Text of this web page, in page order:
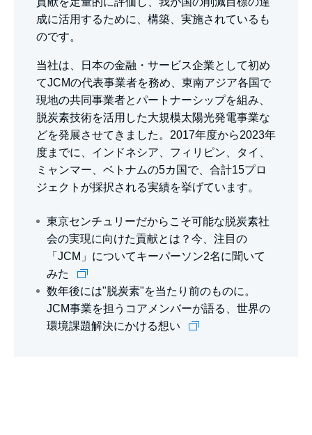
成に活用するために、構築、実施されているも
のです。
当社は、日本の金融・サービス企業として初め
てJCMの代表事業者を務め、東南アジア各国で
現地の共同事業者とパートナーシップを組み、
脱炭素技術を活用した大規模太陽光発電事業な
どを発展させてきました。2017年度から2023年
度までに、インドネシア、フィリピン、タイ、
ミャンマー、ベトナムの5カ国で、合計15プロ
ジェクトが採択される実績を挙げています。
東京センチュリーだからこそ可能な脱炭素社
会の実現に向けた貢献とは？今、注目の
「JCM」についてキーパーソン2名に聞いて
みた
数年後には"脱炭素"を当たり前のものに。
JCM事業を担うコアメンバーが語る、世界の
環境課題解決にかける想い